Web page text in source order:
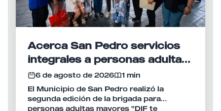
Acerca San Pedro servicios
integrales a personas adultas
mayores con brigada del DIF
6 de agosto de 2026
1 min
El Municipio de San Pedro realizó la
segunda edición de la brigada para
personas adultas mayores "DIF te